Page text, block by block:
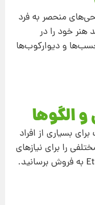
منحصر به فرد
هنر خود را در
و دیوارکوب‌ها
بسیاری از افراد
را برای نیازهای